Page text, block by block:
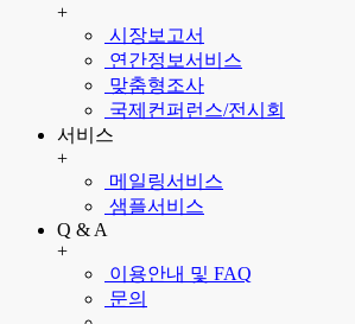
+
시장보고서
연간정보서비스
맞춤형조사
국제컨퍼런스/전시회
서비스
+
메일링서비스
샘플서비스
Q & A
+
이용안내 및 FAQ
문의